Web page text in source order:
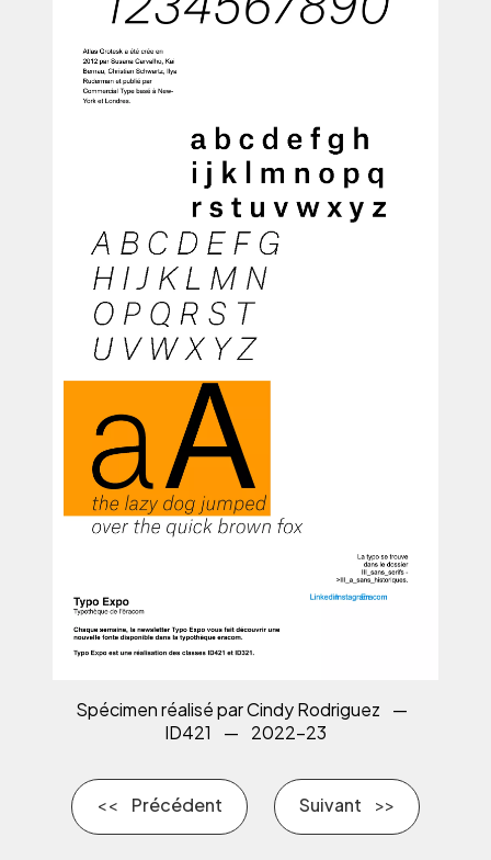
Spécimen réalisé par Cindy Rodriguez
—
ID421
— 2022-23
Précédent Suivant